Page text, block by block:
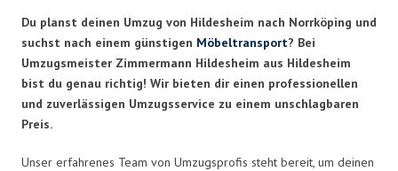
Du planst deinen Umzug von Hildesheim nach Norrköping und
suchst nach einem günstigen Möbeltransport? Bei
Umzugsmeister Zimmermann Hildesheim aus Hildesheim
bist du genau richtig! Wir bieten dir einen professionellen
und zuverlässigen Umzugsservice zu einem unschlagbaren
Preis.
Unser erfahrenes Team von Umzugsprofis steht bereit, um deinen